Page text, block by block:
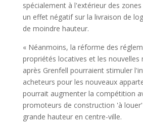
spécialement à l'extérieur des
un effet négatif sur la livraison de
de moindre hauteur.
« Néanmoins, la réforme des
propriétés locatives et les nouvelles
après Grenfell pourraient stimuler
acheteurs pour les nouveaux
pourrait augmenter la compétition
promoteurs de construction 'à
grande hauteur en centre-ville.